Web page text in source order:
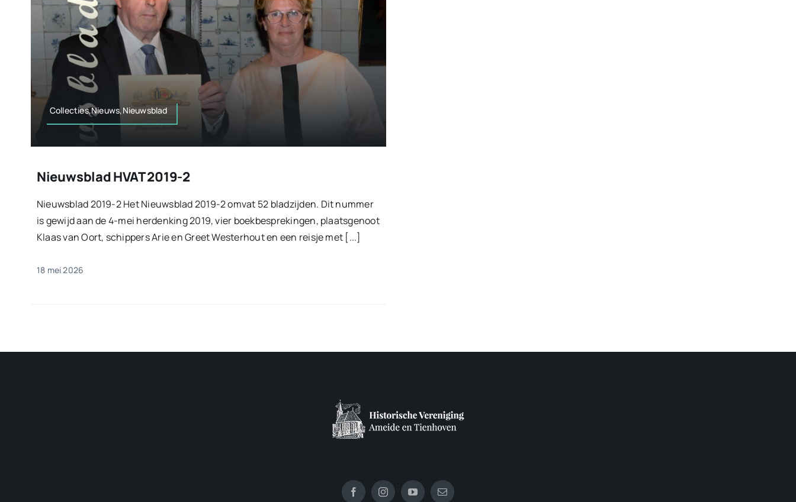
Collecties,Nieuws,Nieuwsblad
Nieuwsblad HVAT 2019-2
Nieuwsblad 2019-2 Het Nieuwsblad 2019-2 omvat 52 bladzijden. Dit nummer
is gewijd aan de 4-mei herdenking 2019, vier boekbesprekingen, plaatsgenoot
Klaas van Oort, schippers Arie en Greet Westerhout en een reisje met [...]
18 mei 2026